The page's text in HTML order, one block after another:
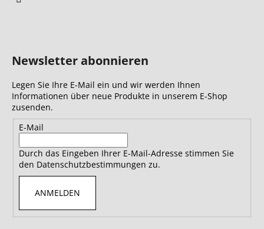
Newsletter abonnieren
Legen Sie Ihre E-Mail ein und wir werden Ihnen
Informationen über neue Produkte in unserem E-Shop
zusenden.
E-Mail
Durch das Eingeben Ihrer E-Mail-Adresse stimmen Sie
den Datenschutzbestimmungen zu.
ANMELDEN